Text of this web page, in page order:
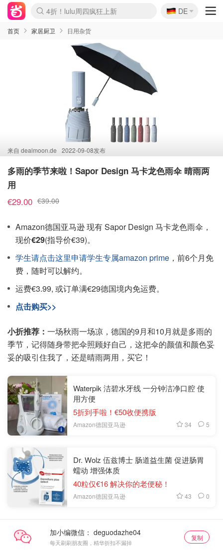
Boticinal 夏促开抢！
4折！lulu周四疯狂上新
还没结束！&OtherStories大促
Joybuy变相75折 随时失效
速领！Stanley独家85折
疑似霸哥！Camper额外叠85折
Zalando 奥莱闪促！每日更新
Moncler反季囤！5折起+叠9折
Coach Brooklyn仅€192
🇩🇪
DE
首页 家居厨卫 日用杂货
来自 dealmoon.de 2022-09-08发布
多雨的季节来啦！Sapor Design 马卡龙色雨伞 晴雨两
用
€29.00 €39.00
Amazon德国亚马逊 现有 Sapor Design 马卡龙色雨伞，
现价€29(指导价€39)。
学生请点击这里申请学生专属amazon prime ，前6个月免
费，随时可以解约。
运费€3.99, 或订单满€29德国境内免运费。
点击购买>>
小折推荐： 一场秋雨一场凉，德国的9月和10月就是多雨的
季节，记得随身带把伞照顾好自己，这把伞的颜值和颜色妥
妥的吸引住我了，还是晴雨两用，买它！
Waterpik 洁碧水牙线 一分钟洁净口腔 使
用方便
5折到手啦！€50收便携版
Amazon德国亚马逊 34 5
Dr. Wolz 伍兹博士 肠道益生菌 促进肠胃
蠕动 增强体质
40粒仅€16 解决你的老便秘！
Amazon德国亚马逊 43 0
加小编微信：
每天刷刷朋友圈，精华折扣不漏掉
复制